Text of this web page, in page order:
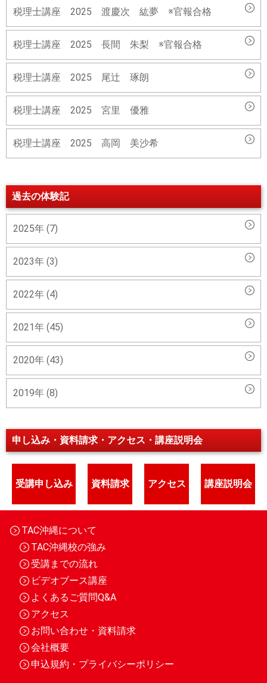
税理士講座 2025 渡慶次 紘夢 ※官報合格
税理士講座 2025 長間 朱梨 ※官報合格
税理士講座 2025 尾辻 琢朗
税理士講座 2025 宮里 優雅
税理士講座 2025 高岡 美沙希
過去の体験記
2025年 (7)
2023年 (3)
2022年 (4)
2021年 (45)
2020年 (43)
2019年 (8)
申し込み・資料請求・アクセス・講座説明会
受講申し込み 資料請求 アクセス 講座説明会
TAC沖縄について
TAC沖縄校の強み
受講までの流れ
ビデオブース講座
よくあるご質問Q&A
アクセス
お問い合わせ・資料請求
会社概要
申込規約・プライバシーポリシー